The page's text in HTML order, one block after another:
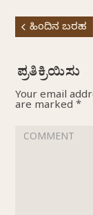
ಹಿಂದಿನ ಬರಹ
Your email
are marked*